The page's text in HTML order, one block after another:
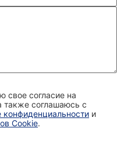
свое согласие на
также соглашаюсь с
конфиденциальности и
Cookie.